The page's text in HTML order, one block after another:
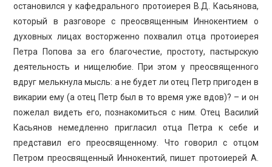
остановился у кафедрального протоиерея В.Д. Касьянова,
который в разговоре с преосвященным Иннокентием о
духовных лицах восторженно похвалил отца протоиерея
Петра Попова за его благочестие, простоту, пастырскую
деятельность и нищелюбие. При этом у преосвященного
вдруг мелькнула мысль: а не будет ли отец Петр пригоден в
викарии ему (а отец Петр был в то время уже вдов)? – и он
пожелал видеть его, познакомиться с ним. Отец Василий
Касьянов немедленно пригласил отца Петра к себе и
представил его преосвященному. Что говорил с отцом
Петром преосвященный Иннокентий, пишет протоиерей А.